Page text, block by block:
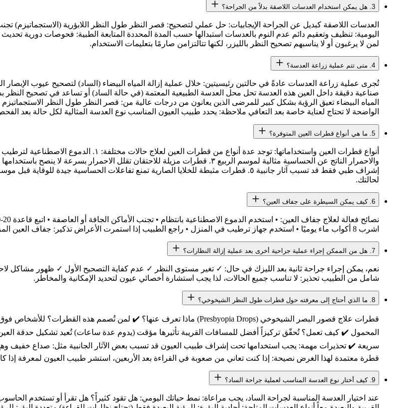
3. هل يمكن استخدام العدسات اللاصقة بدلاً من الجراحة؟
العدسات اللاصقة كبديل عن الجراحة الإيجابيات: حل عملي لتصحيح: قصر النظر طول النظر اللابؤرية (الاستجماتيزم)
اليومية: تنظيف وتعقيم دائم عدم النوم بالعدسات استبدالها حسب المدة المحددة المتابعة الطبية: فحوصات دورية
لمن لا يرغبون أو لا يناسبهم تصحيح النظر بالليزر، لكنها تتالتزامن صارمًا بتعليمات الاستخدام.
4. متى تتم عملية زراعة العدسة؟
تُجرى عملية زراعة العدسات عادةً في حالتين رئيسيتين: خلال عملية إزالة المياه البيضاء (الساد) لتصحيح عيوب
صناعية دقيقة داخل العين هذه العدسة تحل محل العدسة الطبيعية المعتمة (في حالة الساد) أو تساعد في تصحيح النظر
المياه البيضاء تعيق الرؤية بشكل كبير للمرضى الذين يعانون من درجات عالية من: قصر النظر طول النظر
الواضحة لا تحتاج لعناية خاصة بعد التعافي ملاحظة: يحدد طبيب العيون المناسب نوع العدسة المثالية لكل حالة بعد
5. ما هي أنواع قطرات العين المتوفرة؟
إشراف طبي فقط قد تسبب آثار جانبية ٥. قطرات مثبطة للخلايا الصارية تمنع تفاعلات
لحالتك.
6. كيف يمكن السيطرة على جفاف العين؟
اشرب 8 أكواب ماء يوميًا • استخدم جهاز ترطيب في المنزل • راجع الطبيب إذا استمرت الأعراض تذكير: جفاف العين المزمن يحتاج لعلاج متخصص.
7. هل من الممكن إجراء عملية جراحية أخرى بعد عملية إزالة النظارات؟
نعم، يمكن إجراء جراحة ثانية بعد الليزك في حال: ✓ تغير مستوى النظر ✓ عدم كفاية التصحيح الأول ✓ ظهور مشاكل
شامل من الطبيب تحذير: لا تناسب جميع الحالات، لذا يجب استشارة أخصائي عيون لتحديد الإمكانية والمخاطر.
8. ما الذي أحتاج إلى معرفته حول قطرات طول النظر الشيخوخي؟
المحمول ✔️ كيف تعمل؟ تُحقّق تركيزاً أفضل للمسافات القريبة تأثيرها مؤقت (يدوم عدة ساعات) تُعيد تشكيل حدقة العين
قطرة معتمدة لهذا الغرض نصيحة: إذا كنت تعاني من صعوبة في القراءة بعد الأربعين، استشر طبيب العيون لمعرفة إذا
9. كيف أختار نوع العدسة المناسب لعملية جراحة الساد؟
عند اختيار العدسة المناسبة لجراحة الساد، يجب مراعاة: نمط حياتك اليومي: هل تقود كثيراً؟ هل تقرأ أو تستخدم